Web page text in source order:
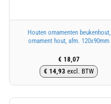
Houten ornamenten beukenhout,
ornament hout, afm. 120x90mm
€ 18,07
€ 14,93 excl. BTW